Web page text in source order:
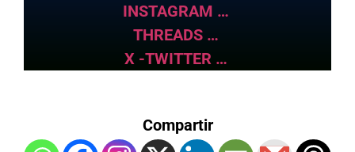
INSTAGRAM …
THREADS …
X -TWITTER …
Compartir